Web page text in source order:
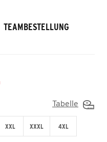
TEAMBESTELLUNG
Tabelle
XXL XXXL 4XL